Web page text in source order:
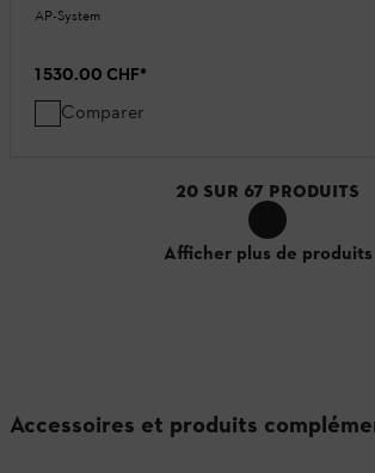
AP-System
1 530.00 CHF*
Comparer
20 SUR 67 PRODUITS
Afficher plus de produits
Accessoires et produits